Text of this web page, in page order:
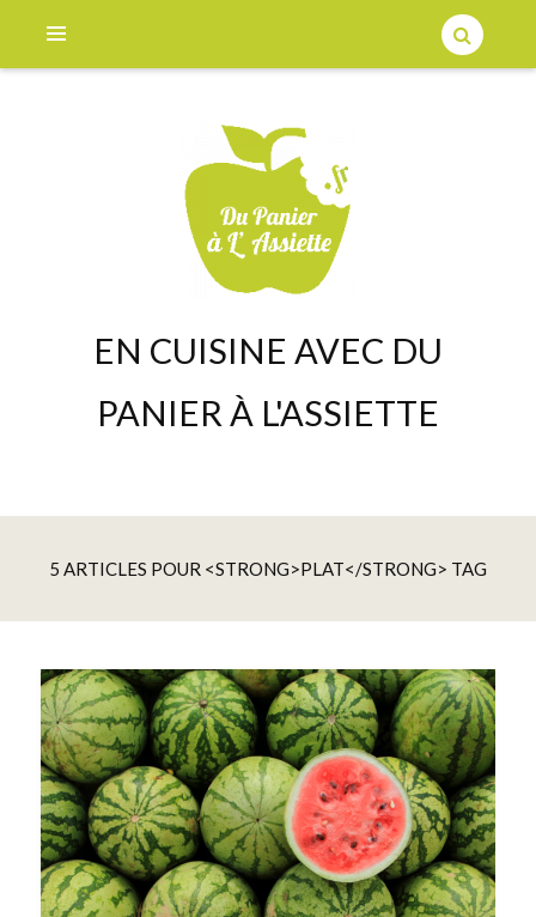
EN CUISINE AVEC DU
PANIER À L'ASSIETTE
5 ARTICLES POUR <STRONG>PLAT</STRONG> TAG